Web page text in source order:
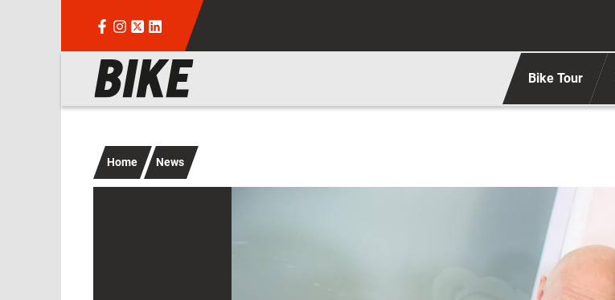
Navigazione principale Bike Tour
Home News